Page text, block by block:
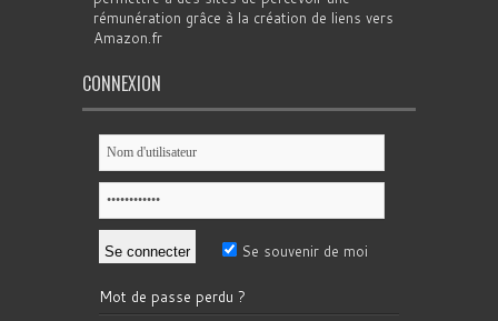
rémunération grâce à la création de liens vers
Amazon.fr
CONNEXION
Se souvenir de moi
Mot de passe perdu ?